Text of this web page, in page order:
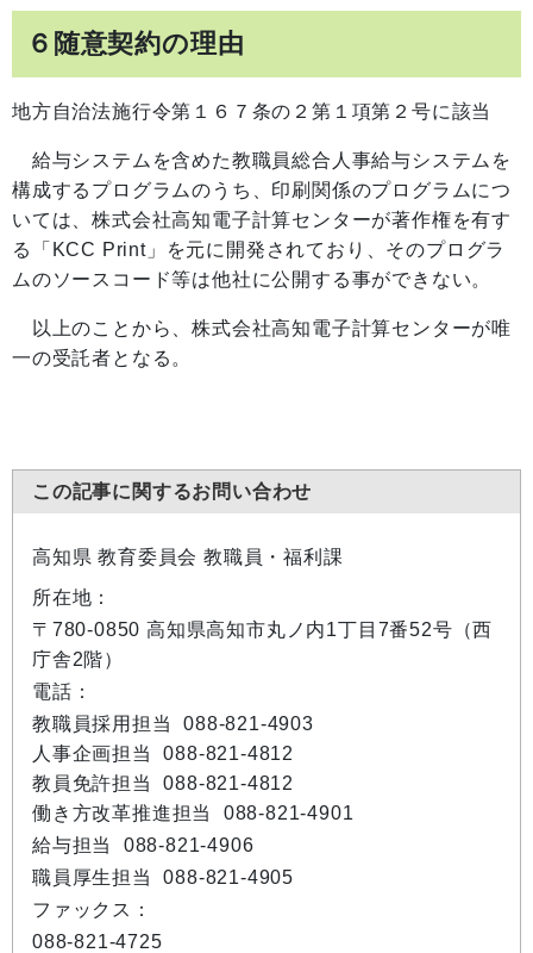
６随意契約の理由
地方自治法施行令第１６７条の２第１項第２号に該当
給与システムを含めた教職員総合人事給与システムを
構成するプログラムのうち、印刷関係のプログラムにつ
いては、株式会社高知電子計算センターが著作権を有す
る「KCC Print」を元に開発されており、そのプログラ
ムのソースコード等は他社に公開する事ができない。
以上のことから、株式会社高知電子計算センターが唯
一の受託者となる。
この記事に関するお問い合わせ
高知県 教育委員会 教職員・福利課
所在地：
〒780-0850 高知県高知市丸ノ内1丁目7番52号（西
庁舎2階）
電話：
教職員採用担当 088-821-4903
人事企画担当 088-821-4812
教員免許担当 088-821-4812
働き方改革推進担当 088-821-4901
給与担当 088-821-4906
職員厚生担当 088-821-4905
ファックス：
088-821-4725